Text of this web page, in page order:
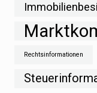
Rechtsinformationen